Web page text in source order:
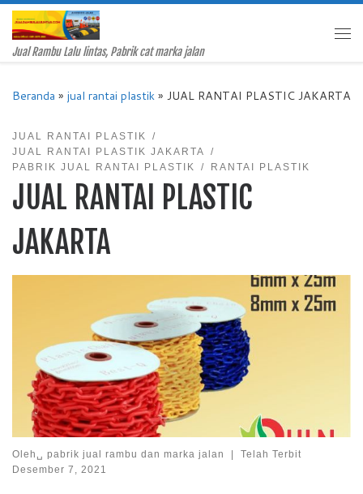
Skip to content
Jual Rambu Lalu lintas, Pabrik cat marka jalan
Beranda » jual rantai plastik» JUAL RANTAI PLASTIC JAKARTA
JUAL RANTAI PLASTIK
JUAL RANTAI PLASTIK JAKARTA
PABRIK JUAL RANTAI PLASTIK
RANTAI PLASTIK
JUAL RANTAI PLASTIC
JAKARTA
Oleh␣ pabrik jual rambu dan marka jalan
Telah Terbit
Desember 7, 2021